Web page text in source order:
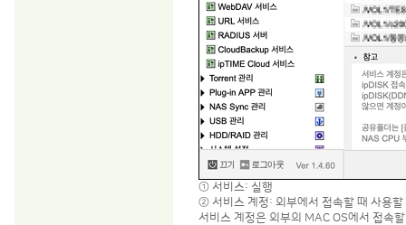
① 서비스: 실행
② 서비스 계정: 외부에서 접속할 때 사용할
서비스 계정은 외부의 MAC OS에서 접속